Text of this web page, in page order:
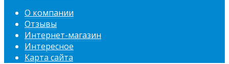
О компании
Отзывы
Интернет-магазин
Интересное
Карта сайта